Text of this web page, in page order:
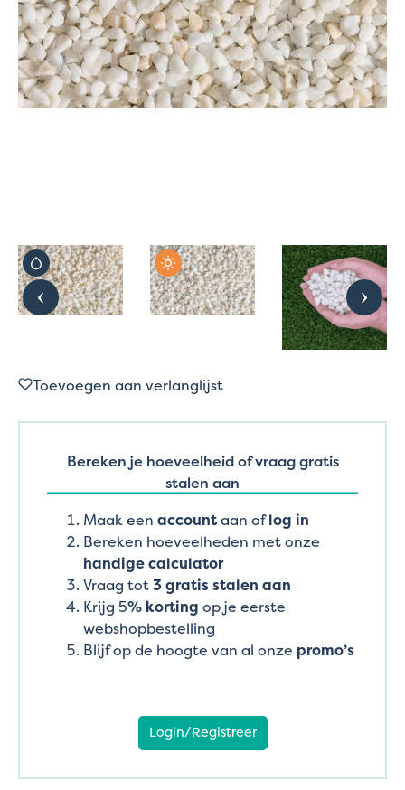
Toevoegen aan verlanglijst
Bereken je hoeveelheid of vraag gratis
stalen aan
Maak een accountaan oflog in
Bereken hoeveelheden met onze
handige calculator
Vraag tot3 gratis stalen aan
Krijg 5% korting op je eerste
webshopbestelling
Blijf op de hoogte van al onze promo’s
Login/Registreer